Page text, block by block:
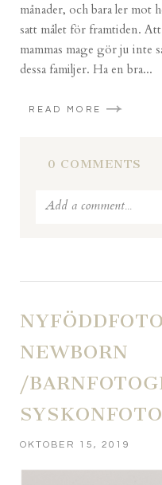
POST COMMENT
månader, och bara ler mot
satt målet för framtiden.
mammas mage gör ju inte
dessa familjer. Ha en bra...
READ MORE
0 COMMENTS
Add a comment...
NEWBORN
/
OKTOBER 15, 2019